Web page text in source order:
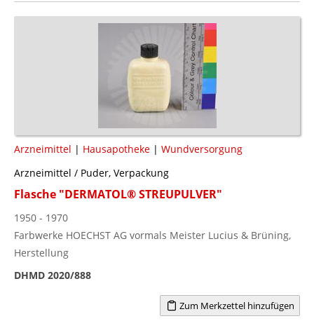
Arzneimittel | Hausapotheke | Wundversorgung
Arzneimittel / Puder, Verpackung
Flasche "DERMATOL® STREUPULVER"
1950 - 1970
Farbwerke HOECHST AG vormals Meister Lucius & Brüning,
Herstellung
DHMD 2020/888
Zum Merkzettel hinzufügen